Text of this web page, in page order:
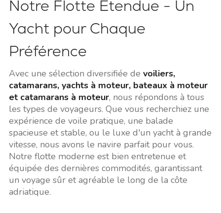
Notre Flotte Étendue - Un
Yacht pour Chaque
Préférence
Avec une sélection diversifiée de voiliers,
catamarans, yachts à moteur, bateaux à moteur
et catamarans à moteur, nous répondons à tous
les types de voyageurs. Que vous recherchiez une
expérience de voile pratique, une balade
spacieuse et stable, ou le luxe d'un yacht à grande
vitesse, nous avons le navire parfait pour vous.
Notre flotte moderne est bien entretenue et
équipée des dernières commodités, garantissant
un voyage sûr et agréable le long de la côte
adriatique.